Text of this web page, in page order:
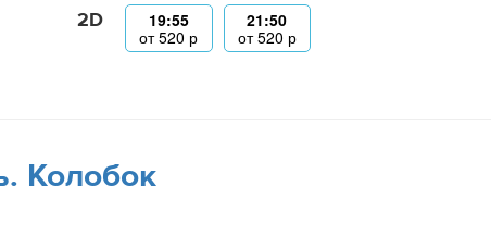
2D
19:55
от520 р
21:50
от520 р
Колобок